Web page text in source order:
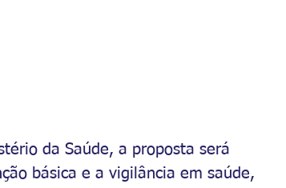
da Saúde, a proposta será
básica e a vigilância em saúde,